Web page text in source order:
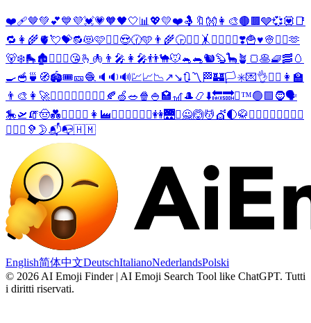
❤️‍🩹🤎💚 💕💙 💜💓💗🧡🖤🤍📊 💖💛❤️🤱 🔖 👐 👩‍🎨🟤 🟫🩶💞💟 📑
🔁 👩‍🌾🫀💘💝🔂😻🩷👩‍⚕️😍🕜🩵 👨‍🌾🕞🤸‍♀️ 🤸 👨‍⚕️ 👳‍♀️❣️🍟♥️👳 🧔‍♀️🫶
🐻‍❄️🛼🏚️ ❤️‍🔥 🥰😘🫰 🫁 👨‍🎤 👩‍🎤👬🐪🐭🐁🐀🐿️🦫🦕 🪴 🍞🥞🧇🥓 🥚
🍳🥣 🍵 🧭🏟️🎟️🎫🧶 🔈 🔉🔊💹📈📉↗️↘️🔃〽️ 🏁🏰🏳️✳️💌👌🧔‍♂️ 👩‍🏫
👨‍🎨 👩‍🚀🕵️‍♀️ 💂‍♀️ 🤸‍♂️ 🤼‍♀️ 🍂 🍏 🥗 🍿 🍚 🏩🎢🎩 📿 ⬇️🔙🔜❌™️🟢 🟩 🧔🗣️
🎠🛫 🧯🤠💑🙅‍♀️ 🙆‍♀️ 👩‍🏭👳‍♂️ 💆‍♀️ 💇‍♀️👭🌉❎🙅🙆💆 💇🌓🥋 👯‍♀️ 👩‍❤️‍👨 👨‍❤️‍👨
👩‍❤️‍👩 🦻 🌛📬📭🇭🇲
English简体中文DeutschItalianoNederlandsPolski
© 2026 AI Emoji Finder | AI Emoji Search Tool like ChatGPT. Tutti
i diritti riservati.